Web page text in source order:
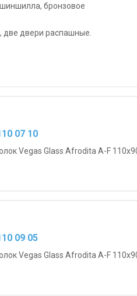
бронзовое
две двери распашные.
07 10
Vegas Glass Afrodita A-F
09 05
Vegas Glass Afrodita A-F